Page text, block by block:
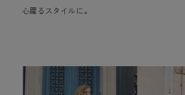
心躍るスタイルに。